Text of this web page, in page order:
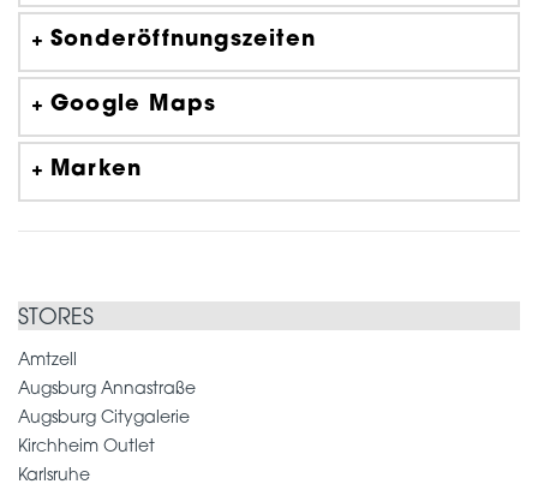
Sonderöffnungszeiten
Google Maps
Marken
STORES
Amtzell
Augsburg Annastraße
Augsburg Citygalerie
Kirchheim Outlet
Karlsruhe